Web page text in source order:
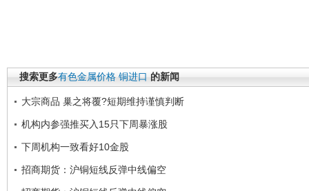
搜索更多有色金属价格 铜进口 的新闻
大宗商品 巢之将覆?短期维持谨慎判断
机构内参强推买入15只下周暴涨股
下周机构一致看好10金股
招商期货：沪铜短线反弹中线偏空